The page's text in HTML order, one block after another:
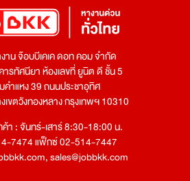
าน จ๊อบบีเคเค ดอท คอม จำกัด
ารทัศนียา ห้องเลขที่ ยูนิต ดี ชั้น 5
คำแหง 39 ถนนประชาอุทิศ
เขตวังทองหลาง กรุงเทพฯ 10310
า : จันทร์-เสาร์ 8:30-18:00 น.
7474 แฟ็กซ์ 02-514-7447
,sales@jobbkk.com